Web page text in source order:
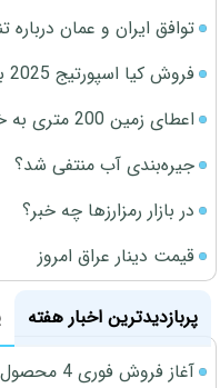
توافق ایران و عمان درباره
فروش کیا اسپورتیج 2025 بدون قرعه‌کشی
اعطای زمین 200 متری به خانواده‌های دارای 3 فرزند
جیره‌بندی آب منتفی شد؟
در بازار رمزارزها چه خبر؟
قیمت دینار عراق امروز
پربازدیدترین اخبار هفته
آغاز فروش فوری 4 محصول ایران خودرو در نمایندگی‌ها